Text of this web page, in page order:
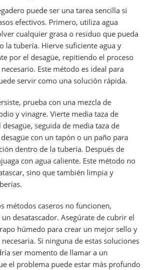
puede ser una tarea sencilla si
efectivos. Primero, utiliza agua
cualquier grasa o residuo que pueda
la tubería. Hierve suficiente agua y
por el desagüe, repitiendo el proceso
Este método es ideal para
servir como una solución rápida.
prueba con una mezcla de
y vinagre. Vierte media taza de
seguida de media taza de
con un tapón o un paño para
dentro de la tubería. Después de
con agua caliente. Este método no
sino que también limpia y
métodos caseros no funcionen,
desatascador. Asegúrate de cubrir el
húmedo para crear un mejor sello y
Si ninguna de estas soluciones
ser momento de llamar a un
el problema puede estar más profundo